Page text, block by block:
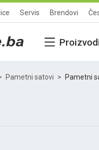
Servis Brendovi
Pametni satovi Pametni